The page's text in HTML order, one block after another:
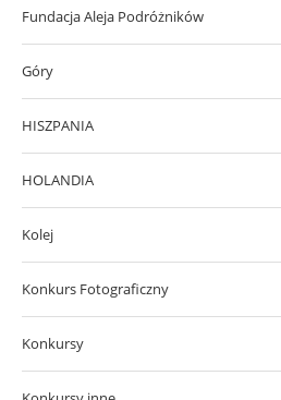
Fundacja Aleja Podróżników
Góry
HISZPANIA
HOLANDIA
Kolej
Konkurs Fotograficzny
Konkursy